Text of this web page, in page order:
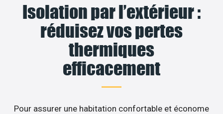
Isolation par l’extérieur :
réduisez vos pertes
thermiques
efficacement
Pour assurer une habitation confortable et économe